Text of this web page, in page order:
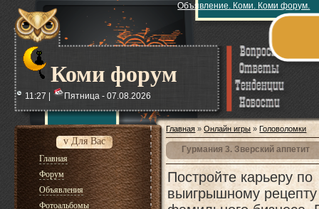
Коми форум
Объявление. Коми. Коми форум.
11:27 | Пятница - 07.08.2026
v Для Вас
Главная
Форум
Объявления
Фотоальбомы
Главная »Онлайн игры »Головоломки
Гурмания 3. Зверский аппетит
Постройте карьеру по
выигрышному рецепту